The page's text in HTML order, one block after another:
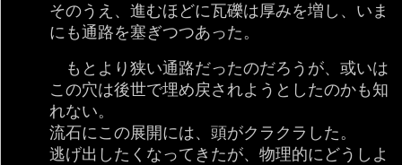
そのうえ、進むほどに瓦礫は厚みを増し、いま
にも通路を塞ぎつつあった。
もとより狭い通路だったのだろうが、或いは
この穴は後世で埋め戻されようとしたのかも知
れない。
流石にこの展開には、頭がクラクラした。
逃げ出したくなってきたが、物理的にどうしよ